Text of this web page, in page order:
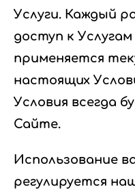
Услуги. Каждый
доступ к
применяется
настоящих
Условия всегда
Сайте.
Использование
регулируется